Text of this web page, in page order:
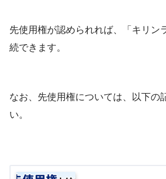
先使用権が認められれば、「キリン
続できます。
なお、先使用権については、以下の
い。